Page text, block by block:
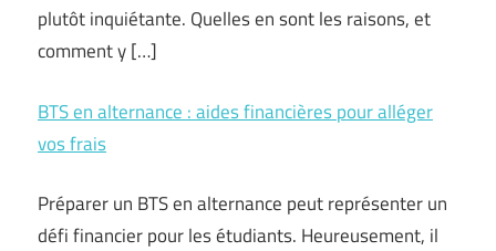
plutôt inquiétante. Quelles en sont les raisons, et
comment y […]
BTS en alternance : aides financières pour alléger
vos frais
Préparer un BTS en alternance peut représenter un
défi financier pour les étudiants. Heureusement, il